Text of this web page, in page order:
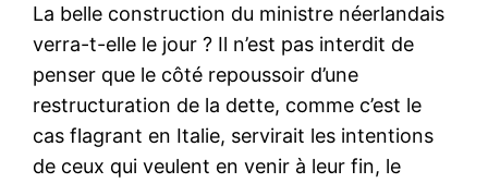
La belle construction du ministre néerlandais
verra-t-elle le jour ? Il n’est pas interdit de
penser que le côté repoussoir d’une
restructuration de la dette, comme c’est le
cas flagrant en Italie, servirait les intentions
de ceux qui veulent en venir à leur fin, le